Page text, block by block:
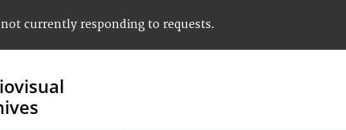
currently responding to requests.